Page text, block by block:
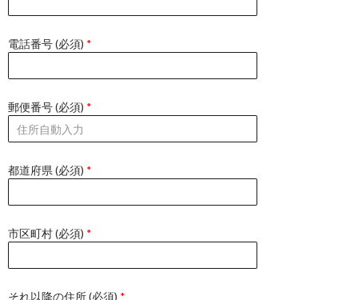
電話番号 (必須) *
郵便番号 (必須) *
都道府県 (必須) *
市区町村 (必須) *
それ以降の住所 (必須) *